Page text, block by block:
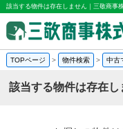
該当する物件は存在しません｜三敬商事
TOPページ > 物件検索 > 中古
該当する物件は存在し